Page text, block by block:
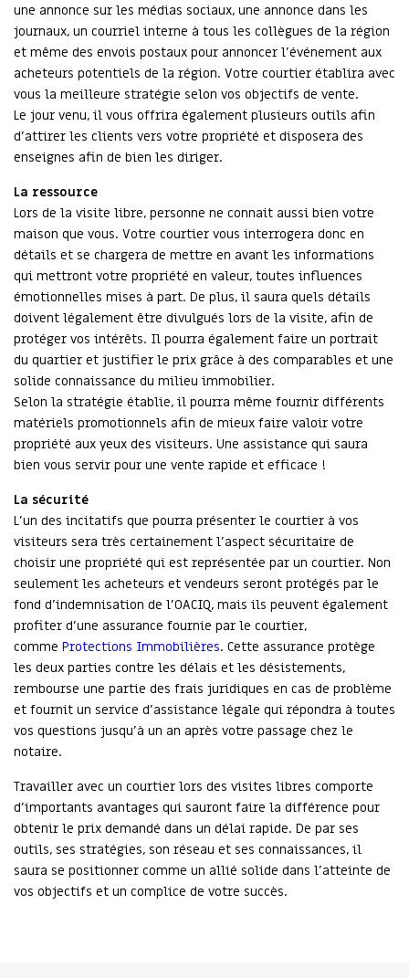
une annonce sur les médias sociaux, une annonce dans les
journaux, un courriel interne à tous les collègues de la région
et même des envois postaux pour annoncer l’événement aux
acheteurs potentiels de la région. Votre courtier établira avec
vous la meilleure stratégie selon vos objectifs de vente.
Le jour venu, il vous offrira également plusieurs outils afin
d’attirer les clients vers votre propriété et disposera des
enseignes afin de bien les diriger.
La ressource
Lors de la visite libre, personne ne connait aussi bien votre
maison que vous. Votre courtier vous interrogera donc en
détails et se chargera de mettre en avant les informations
qui mettront votre propriété en valeur, toutes influences
émotionnelles mises à part. De plus, il saura quels détails
doivent légalement être divulgués lors de la visite, afin de
protéger vos intérêts. Il pourra également faire un portrait
du quartier et justifier le prix grâce à des comparables et une
solide connaissance du milieu immobilier.
Selon la stratégie établie, il pourra même fournir différents
matériels promotionnels afin de mieux faire valoir votre
propriété aux yeux des visiteurs. Une assistance qui saura
bien vous servir pour une vente rapide et efficace !
La sécurité
L’un des incitatifs que pourra présenter le courtier à vos
visiteurs sera très certainement l’aspect sécuritaire de
choisir une propriété qui est représentée par un courtier. Non
seulement les acheteurs et vendeurs seront protégés par le
fond d’indemnisation de l’OACIQ, mais ils peuvent également
profiter d’une assurance fournie par le courtier,
comme Protections Immobilières. Cette assurance protège
les deux parties contre les délais et les désistements,
rembourse une partie des frais juridiques en cas de problème
et fournit un service d’assistance légale qui répondra à toutes
vos questions jusqu’à un an après votre passage chez le
notaire.
Travailler avec un courtier lors des visites libres comporte
d’importants avantages qui sauront faire la différence pour
obtenir le prix demandé dans un délai rapide. De par ses
outils, ses stratégies, son réseau et ses connaissances, il
saura se positionner comme un allié solide dans l’atteinte de
vos objectifs et un complice de votre succès.